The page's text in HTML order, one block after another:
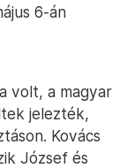
6-án
volt, a magyar
jelezték,
Kovács
József és